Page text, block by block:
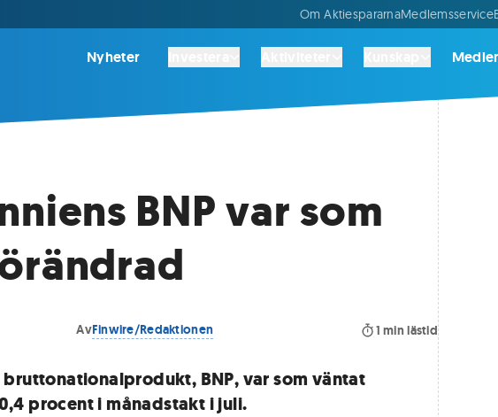
Om AktiespararnaMedlemsservice
Nyheter
BNP var som
AvFinwire/Redaktionen 1 min lästid
BNP, var som väntat
procent i månadstakt i juli.